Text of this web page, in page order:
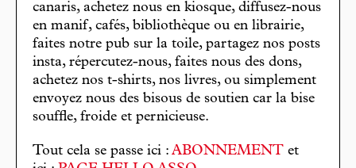
canaris, achetez nous en kiosque, diffusez-nous
en manif, cafés, bibliothèque ou en librairie,
faites notre pub sur la toile, partagez nos posts
insta, répercutez-nous, faites nous des dons,
achetez nos t-shirts, nos livres, ou simplement
envoyez nous des bisous de soutien car la bise
souffle, froide et pernicieuse.
Tout cela se passe ici : ABONNEMENT et